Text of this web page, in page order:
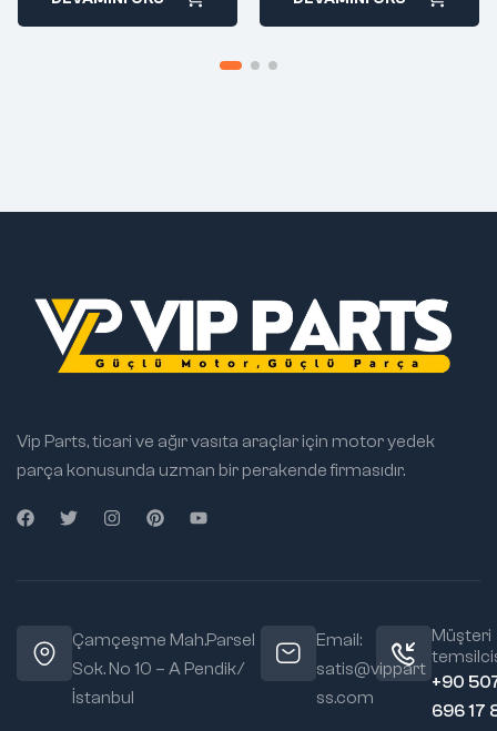
Vip Parts, ticari ve ağır vasıta araçlar için motor yedek
parça konusunda uzman bir perakende firmasıdır.
Çamçeşme Mah.Parsel
Sok. No 10 – A Pendik/
İstanbul
Email:
satis@vippart
ss.com
Müşteri
+90
696 17